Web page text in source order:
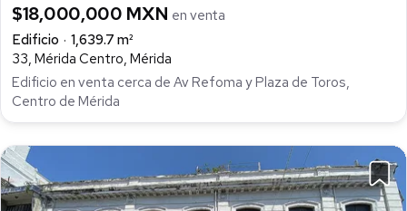
$18,000,000 MXN en venta
Edificio
1,639.7 m²
33, Mérida Centro, Mérida
Edificio en venta cerca de Av Refoma y Plaza de Toros,
Centro de Mérida